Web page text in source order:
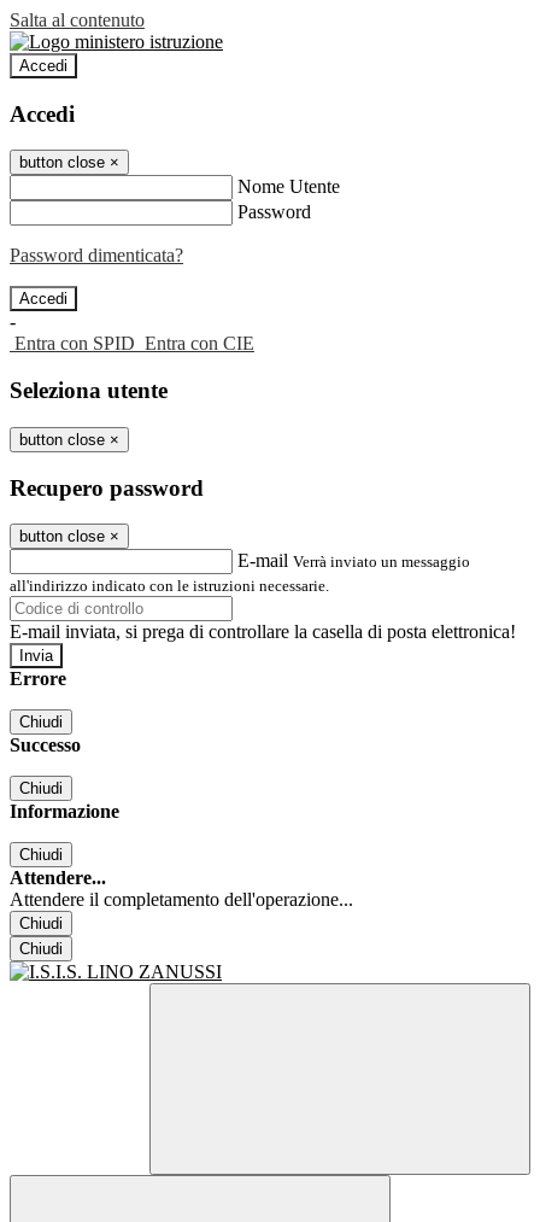
Salta al contenuto
Accedi
Accedi
button close ×
Nome Utente
Password
Password dimenticata?
-
Entra con SPID Entra con CIE
Seleziona utente
button close ×
Recupero password
button close ×
E-mail Verrà inviato un messaggio
all'indirizzo indicato con le istruzioni necessarie.
E-mail inviata, si prega di controllare la casella di posta elettronica!
Errore
Chiudi
Successo
Chiudi
Informazione
Chiudi
Attendere...
Attendere il completamento dell'operazione...
Chiudi
Chiudi